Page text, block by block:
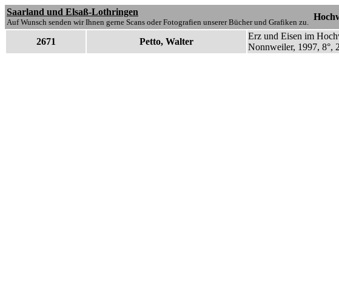
Saarland und Elsaß-Lothringen
Auf Wunsch senden wir Ihnen gerne Scans oder Fotografien unserer Bücher und Grafiken zu.
2671 Petto, Walter
Erz und Eisen im
Nonnweiler, 1997, 8°,